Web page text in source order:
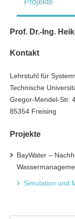
Prof. Dr.-Ing.
Kontakt
Lehrstuhl für
Technische
Gregor-Mendel-Str.
85354 Freising
Projekte
BayWater –
Simulation und